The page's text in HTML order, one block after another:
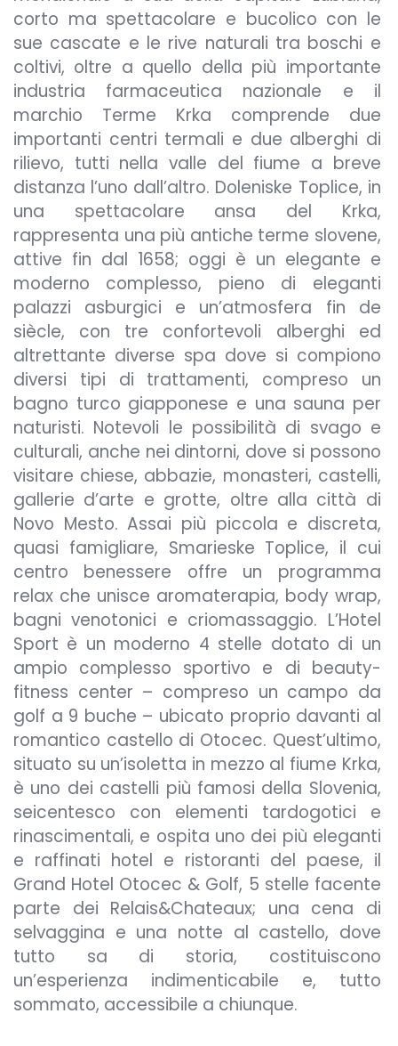
corto ma spettacolare e bucolico con le
sue cascate e le rive naturali tra boschi e
coltivi, oltre a quello della più importante
industria farmaceutica nazionale e il
marchio Terme Krka comprende due
importanti centri termali e due alberghi di
rilievo, tutti nella valle del fiume a breve
distanza l’uno dall’altro. Doleniske Toplice, in
una spettacolare ansa del Krka,
rappresenta una più antiche terme slovene,
attive fin dal 1658; oggi è un elegante e
moderno complesso, pieno di eleganti
palazzi asburgici e un’atmosfera fin de
siècle, con tre confortevoli alberghi ed
altrettante diverse spa dove si compiono
diversi tipi di trattamenti, compreso un
bagno turco giapponese e una sauna per
naturisti. Notevoli le possibilità di svago e
culturali, anche nei dintorni, dove si possono
visitare chiese, abbazie, monasteri, castelli,
gallerie d’arte e grotte, oltre alla città di
Novo Mesto. Assai più piccola e discreta,
quasi famigliare, Smarieske Toplice, il cui
centro benessere offre un programma
relax che unisce aromaterapia, body wrap,
bagni venotonici e criomassaggio. L’Hotel
Sport è un moderno 4 stelle dotato di un
ampio complesso sportivo e di beauty-
fitness center – compreso un campo da
golf a 9 buche – ubicato proprio davanti al
romantico castello di Otocec. Quest’ultimo,
situato su un’isoletta in mezzo al fiume Krka,
è uno dei castelli più famosi della Slovenia,
seicentesco con elementi tardogotici e
rinascimentali, e ospita uno dei più eleganti
e raffinati hotel e ristoranti del paese, il
Grand Hotel Otocec & Golf, 5 stelle facente
parte dei Relais&Chateaux; una cena di
selvaggina e una notte al castello, dove
tutto sa di storia, costituiscono
un’esperienza indimenticabile e, tutto
sommato, accessibile a chiunque.